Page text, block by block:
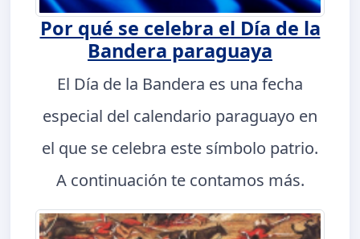
Por qué se celebra el Día de la
Bandera paraguaya
El Día de la Bandera es una fecha
especial del calendario paraguayo en
el que se celebra este símbolo patrio.
A continuación te contamos más.